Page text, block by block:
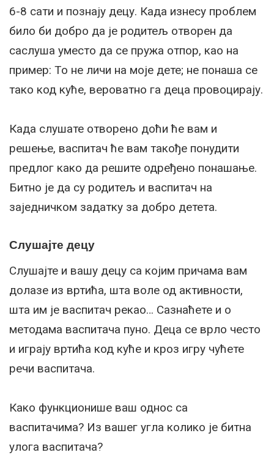
6-8 сати и познају децу. Када изнесу проблем
било би добро да је родитељ отворен да
саслуша уместо да се пружа отпор, као на
пример: То не личи на моје дете; не понаша се
тако код куће, вероватно га деца провоцирају.
Када слушате отворено доћи ће вам и
решење, васпитач ће вам такође понудити
предлог како да решите одређено понашање.
Битно је да су родитељ и васпитач на
заједничком задатку за добро детета.
Слушајте децу
Слушајте и вашу децу са којим причама вам
долазе из вртића, шта воле од активности,
шта им је васпитач рекао… Сазнаћете и о
методама васпитача пуно. Деца се врло често
и играју вртића код куће и кроз игру чућете
речи васпитача.
Како функционише ваш однос са
васпитачима? Из вашег угла колико је битна
улога васпитача?